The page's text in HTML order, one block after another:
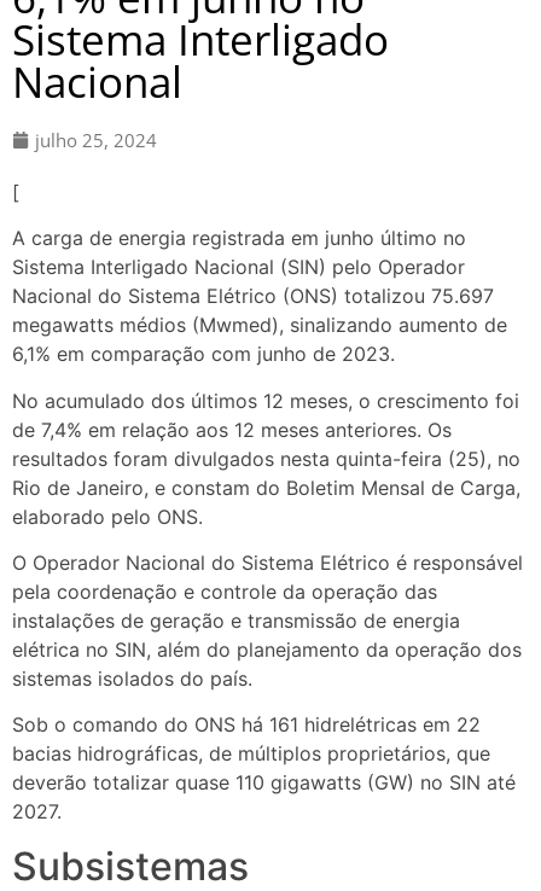
Sistema Interligado
Nacional
julho 25, 2024
[
A carga de energia registrada em junho último no
Sistema Interligado Nacional (SIN) pelo Operador
Nacional do Sistema Elétrico (ONS) totalizou 75.697
megawatts médios (Mwmed), sinalizando aumento de
6,1% em comparação com junho de 2023.
No acumulado dos últimos 12 meses, o crescimento foi
de 7,4% em relação aos 12 meses anteriores. Os
resultados foram divulgados nesta quinta-feira (25), no
Rio de Janeiro, e constam do Boletim Mensal de Carga,
elaborado pelo ONS.
O Operador Nacional do Sistema Elétrico é responsável
pela coordenação e controle da operação das
instalações de geração e transmissão de energia
elétrica no SIN, além do planejamento da operação dos
sistemas isolados do país.
Sob o comando do ONS há 161 hidrelétricas em 22
bacias hidrográficas, de múltiplos proprietários, que
deverão totalizar quase 110 gigawatts (GW) no SIN até
2027.
Subsistemas